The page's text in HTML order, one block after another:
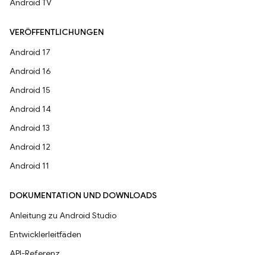
Android TV
VERÖFFENTLICHUNGEN
Android 17
Android 16
Android 15
Android 14
Android 13
Android 12
Android 11
DOKUMENTATION UND DOWNLOADS
Anleitung zu Android Studio
Entwicklerleitfäden